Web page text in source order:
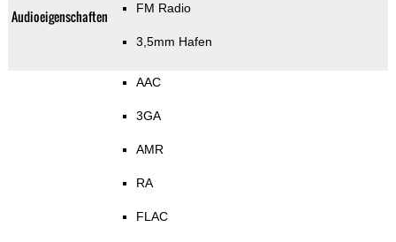
Audioeigenschaften FM Radio
3,5mm Hafen
AAC
3GA
AMR
RA
FLAC